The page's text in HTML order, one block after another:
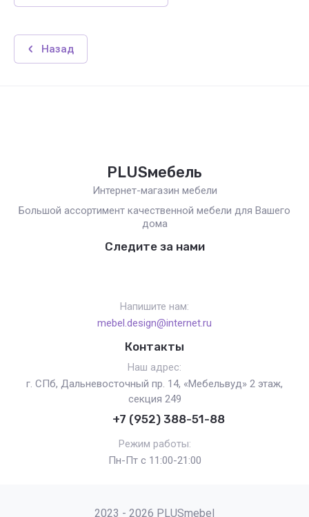
Назад
PLUSмебель
Интернет-магазин мебели
Большой ассортимент качественной мебели для Вашего
дома
Следите за нами
Напишите нам:
mebel.design@internet.ru
Контакты
Наш адрес:
г. СПб, Дальневосточный пр. 14, «Мебельвуд» 2 этаж,
секция 249
+7 (952) 388-51-88
Режим работы:
Пн-Пт с 11:00-21:00
2023 - 2026 PLUSmebel